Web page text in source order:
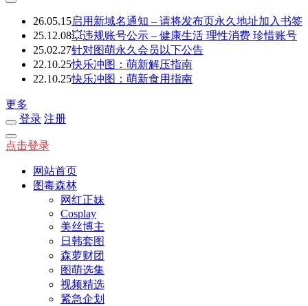
26.05.15启用新域名通知 – 请将发布页永久地址加入书签
25.12.08💥违规账号公示 – 健康生活 理性消费 珍惜账号
25.02.27针对图萌永久会员以下公告
22.10.25快乐冲图：萌新解压指南
22.10.25快乐冲图：萌新食用指南
更多
登录 注册
点击登录
网站首页
图毒森林
网红正妹
Cosplay
美丝博主
日韩套图
森萝财团
图萌选集
视频精选
紧急企划